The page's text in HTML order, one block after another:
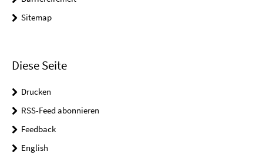
Sitemap
Diese Seite
Drucken
RSS-Feed abonnieren
Feedback
English